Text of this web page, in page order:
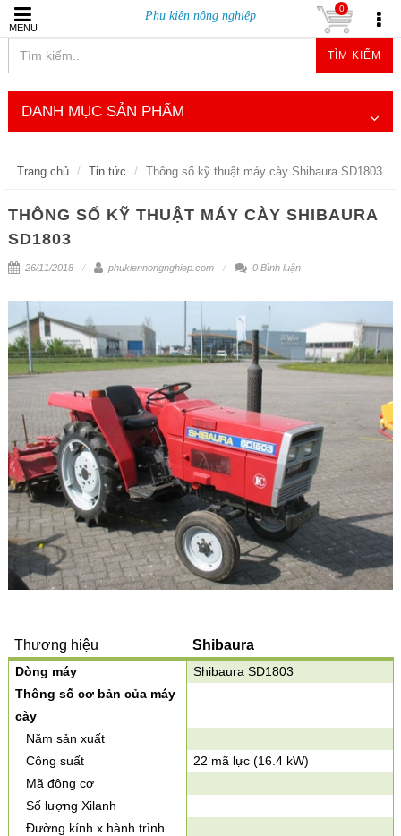
MENU
Phụ kiện nông nghiệp
TÌM KIẾM
0
DANH MỤC SẢN PHẨM
Trang chủ Tin tức Thông số kỹ thuật máy cày Shibaura SD1803
THÔNG SỐ KỸ THUẬT MÁY CÀY SHIBAURA
SD1803
26/11/2018 phukiennongnghiep.com 0 Bình luận
Thương hiệu Shibaura
Dòng máy
Shibaura SD1803
Thông số cơ bản của máy
cày
Năm sản xuất
Công suất
22 mã lực (16.4 kW)
Mã động cơ
Số lượng Xilanh
Đường kính x hành trình